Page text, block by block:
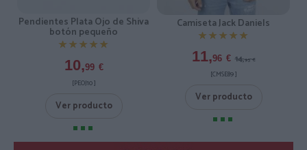
Pendientes Plata Ojo de Shiva
botón pequeño
★★★★★
★★★★★
10,99 €
[PEOJ10 ]
Ver producto
Camiseta Jack Daniels
★★★★★
★★★★★
11,96 € 14,95 €
[CMSE89 ]
Ver producto